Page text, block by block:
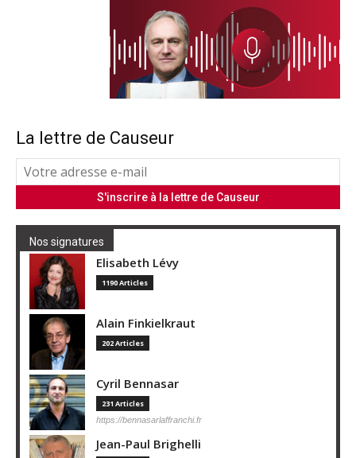
La lettre de Causeur
Nos signatures
Elisabeth Lévy
1190 Articles
Alain Finkielkraut
202 Articles
Cyril Bennasar
231 Articles
https://bennasarlaffranchi.fr
Jean-Paul Brighelli